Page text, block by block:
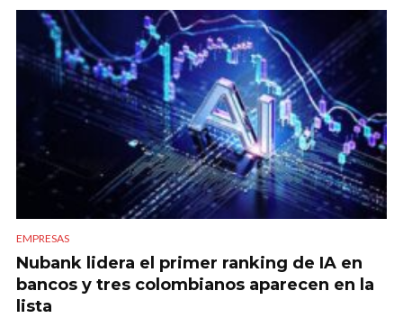
EMPRESAS
Nubank lidera el primer ranking de IA en
bancos y tres colombianos aparecen en la
lista